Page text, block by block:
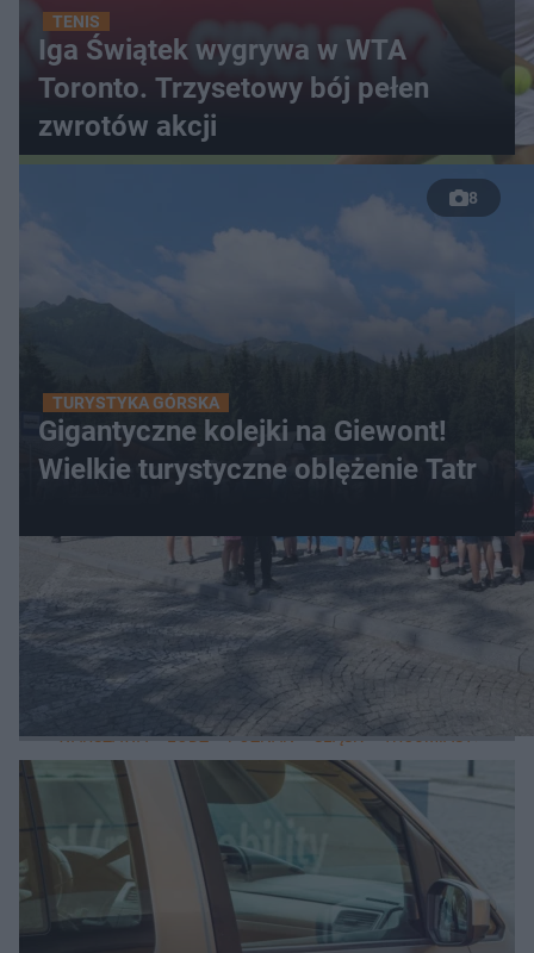
TENIS
Iga Świątek wygrywa w WTA
Toronto. Trzysetowy bój pełen
zwrotów akcji
8
TURYSTYKA GÓRSKA
Gigantyczne kolejki na Giewont!
Wielkie turystyczne oblężenie Tatr
WIĘCEJ
LOKALNE
WARSZAWA ŁÓDŹ POZNAŃ ŚLĄSK TRÓJMIASTO